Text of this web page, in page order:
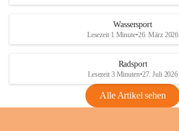
Anhang VBl. EU Nr. 18
1 Seite•1,4 MB
VBl. EU Nr. 18_2026
Wassersport
Lesezeit 1 Minute•26. März 2026
Radsport
Lesezeit 3 Minuten•27. Juli 2026
Alle Artikel sehen